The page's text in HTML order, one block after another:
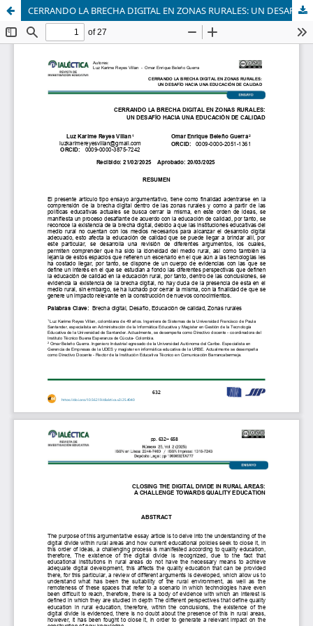
CERRANDO LA BRECHA DIGITAL EN ZONAS RURALES: UN DESAFÍO HACIA UNA EDUCACIÓN DE CALIDAD